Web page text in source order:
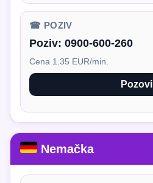
☎ POZIV
Poziv: 0900-600-260
Cena 1.35 EUR/min.
Pozovi
Nemačka